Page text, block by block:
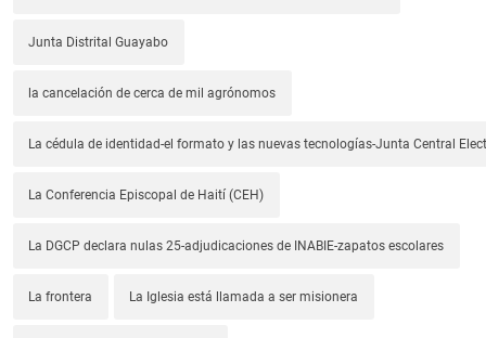
Junta Distrital Guayabo
la cancelación de cerca de mil agrónomos
La cédula de identidad-el formato y las nuevas tecnologías-Junta Central
La Conferencia Episcopal de Haití (CEH)
La DGCP declara nulas 25-adjudicaciones de INABIE-zapatos escolares
La frontera La Iglesia está llamada a ser misionera